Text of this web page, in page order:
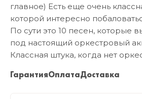
главное) Есть еще очень
которой интересно
По сути это 10 песен, которые
под настоящий оркестровый
Классная штука, когда нет
ГарантияОплатаДоставка